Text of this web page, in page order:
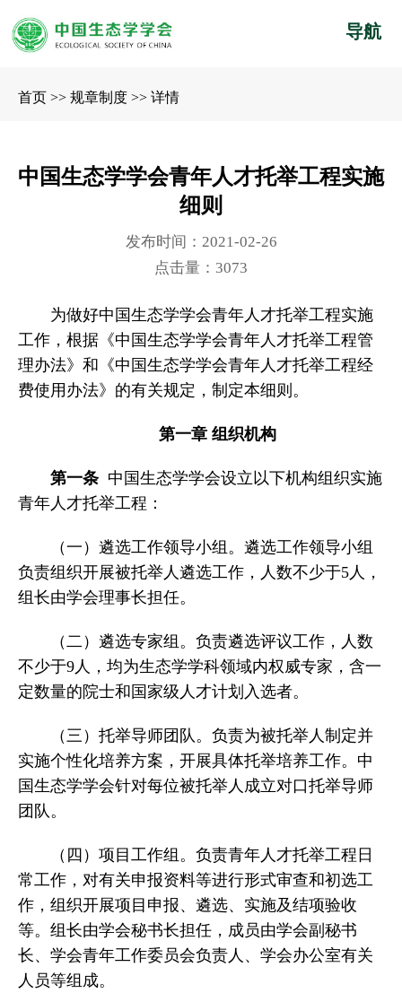
导航
首页>> 规章制度>> 详情
中国生态学学会青年人才托举工程实施
细则
发布时间：2021-02-26
点击量：3073
为做好中国生态学学会青年人才托举工程实施
工作，根据《中国生态学学会青年人才托举工程管
理办法》和《中国生态学学会青年人才托举工程经
费使用办法》的有关规定，制定本细则。
第一章 组织机构
第一条 中国生态学学会设立以下机构组织实施
青年人才托举工程：
（一）遴选工作领导小组。遴选工作领导小组
负责组织开展被托举人遴选工作，人数不少于5人，
组长由学会理事长担任。
（二）遴选专家组。负责遴选评议工作，人数
不少于9人，均为生态学学科领域内权威专家，含一
定数量的院士和国家级人才计划入选者。
（三）托举导师团队。负责为被托举人制定并
实施个性化培养方案，开展具体托举培养工作。中
国生态学学会针对每位被托举人成立对口托举导师
团队。
（四）项目工作组。负责青年人才托举工程日
常工作，对有关申报资料等进行形式审查和初选工
作，组织开展项目申报、遴选、实施及结项验收
等。组长由学会秘书长担任，成员由学会副秘书
长、学会青年工作委员会负责人、学会办公室有关
人员等组成。